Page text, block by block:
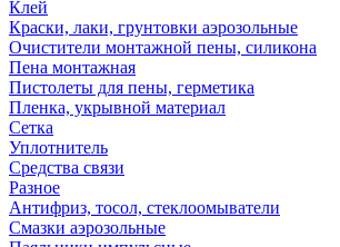
Клей
Краски, лаки, грунтовки аэрозольные
Очистители монтажной пены, силикона
Пена монтажная
Пистолеты для пены, герметика
Пленка, укрывной материал
Сетка
Уплотнитель
Средства связи
Разное
Антифриз, тосол, стеклоомыватели
Смазки аэрозольные